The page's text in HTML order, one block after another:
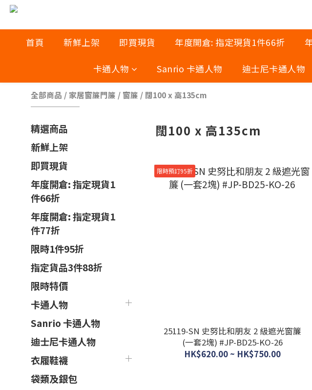
首頁 新鮮上架 即買現貨 年度開倉: 指定現貨1件66折
卡通人物 Sanrio 卡通人物 迪士尼卡通人物
全部商品 / 家居窗簾門簾 / 窗簾 / 闊100 x 高135cm
精選商品
新鮮上架
即買現貨
年度開倉: 指定現貨1
件66折
年度開倉: 指定現貨1
件77折
限時1件95折
指定貨品3件88折
限時特價
卡通人物
Sanrio 卡通人物
迪士尼卡通人物
衣履鞋襪
袋類及銀包
闊100 x 高135cm
限時預訂95折
25119-SN 史努比和朋友 2 級遮光窗簾
(一套2塊) #JP-BD25-KO-26
HK$620.00 ~ HK$750.00